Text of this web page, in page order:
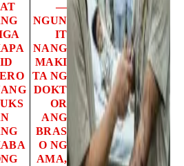
—
NGUN
IT
NANG
MAKI
TA NG
DOKT
OR
ANG
BRAS
O NG
AMA,